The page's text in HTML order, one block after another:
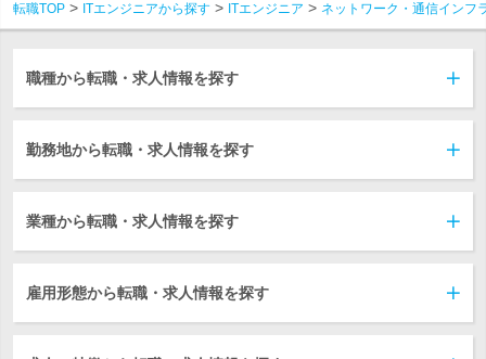
転職TOP ITエンジニアから探す ITエンジニア ネットワーク・通信インフ
職種から転職・求人情報を探す
勤務地から転職・求人情報を探す
業種から転職・求人情報を探す
雇用形態から転職・求人情報を探す